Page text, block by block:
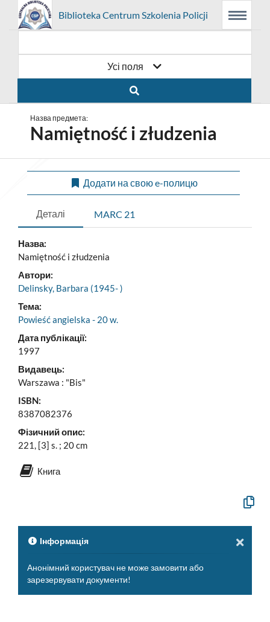
Головне
меню
Пошукова
система
Основний
контент
Prolib
Integro
-
сторінка
Biblioteka Centrum Szkolenia Policji
Menu
Усі поля
Назва предмета:
Namiętność i złudzenia
Додати на свою e-полицю
Деталі MARC 21
Назва:
Namiętność i złudzenia
Автори:
Delinsky, Barbara (1945- )
Тема:
Powieść angielska - 20 w.
Дата публікації:
1997
Видавець:
Warszawa : "Bis"
ISBN:
8387082376
Фізичний опис:
221, [3] s. ; 20 cm
Книга
у
Інформація
Анонімний користувач не може замовити або
зарезервувати документи!